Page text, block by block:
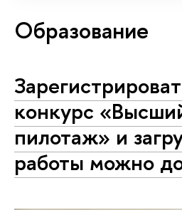
Образование
конкурс
пилотаж» и
работы можно